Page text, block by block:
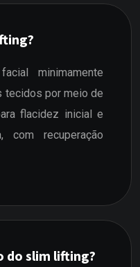
minimamente
tecidos por meio de
flacidez inicial e
com recuperação
do slim lifting?